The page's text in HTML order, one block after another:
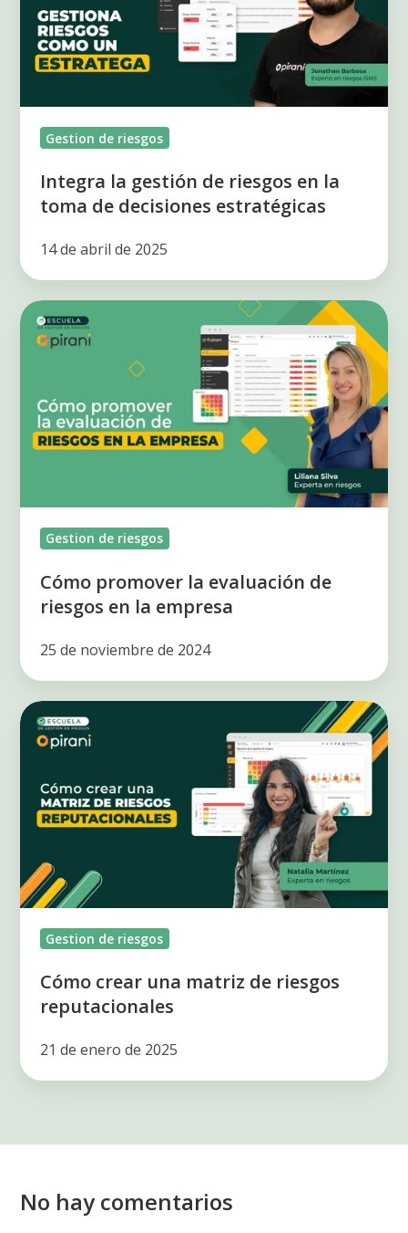
riesgos
en
decisiones
Gestion de riesgos
Integra la gestión de riesgos en la
toma de decisiones estratégicas
14 de abril de 2025
Cómo
promover
de
riesgos
Gestion de riesgos
Cómo promover la evaluación de
riesgos en la empresa
25 de noviembre de 2024
Cómo
crear
matriz
de
reputacionales
Gestion de riesgos
Cómo crear una matriz de riesgos
reputacionales
21 de enero de 2025
No hay comentarios